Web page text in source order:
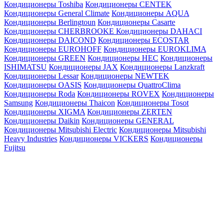
Кондиционеры Toshiba Кондиционеры CENTEK
Кондиционеры General Climate Кондиционеры AQUA
Кондиционеры Berlingtoun Кондиционеры Casarte
Кондиционеры CHERBROOKE Кондиционеры DAHACI
Кондиционеры DAICOND Кондиционеры ECOSTAR
Кондиционеры EUROHOFF Кондиционеры EUROKLIMA
Кондиционеры GREEN Кондиционеры HEC Кондиционеры
ISHIMATSU Кондиционеры JAX Кондиционеры Lanzkraft
Кондиционеры Lessar Кондиционеры NEWTEK
Кондиционеры OASIS Кондиционеры QuattroClima
Кондиционеры Roda Кондиционеры ROVEX Кондиционеры
Samsung Кондиционеры Thaicon Кондиционеры Tosot
Кондиционеры XIGMA Кондиционеры ZERTEN
Кондиционеры Daikin Кондиционеры GENERAL
Кондиционеры Mitsubishi Electric Кондиционеры Mitsubishi
Heavy Industries Кондиционеры VICKERS Кондиционеры
Fujitsu